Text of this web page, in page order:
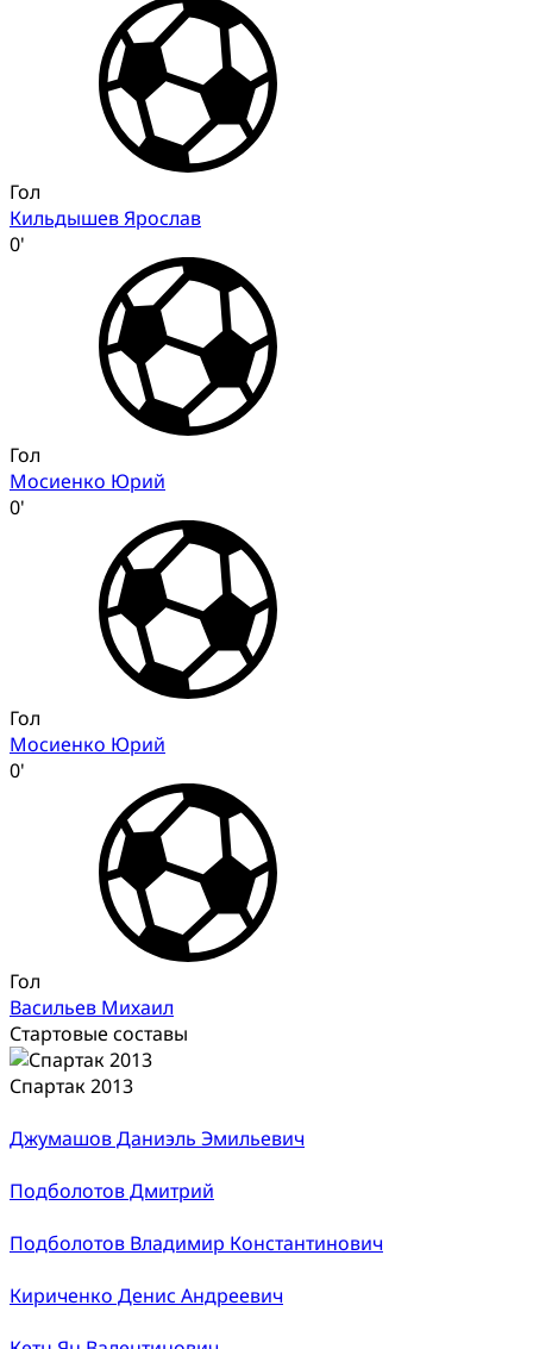
Гол
Кильдышев Ярослав
0'
Гол
Мосиенко Юрий
0'
Гол
Мосиенко Юрий
0'
Гол
Васильев Михаил
Стартовые составы
Спартак 2013
Джумашов Даниэль Эмильевич
Подболотов Дмитрий
Подболотов Владимир Константинович
Кириченко Денис Андреевич